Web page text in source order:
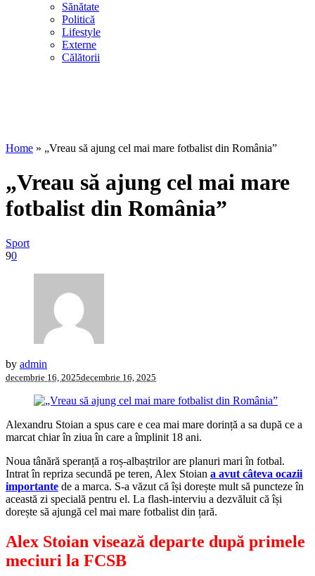
Sănătate
Politică
Lifestyle
Externe
Călătorii
Home » „Vreau să ajung cel mai mare fotbalist din România”
„Vreau să ajung cel mai mare
fotbalist din România”
Sport
90
by admin
decembrie 16, 2025decembrie 16, 2025
Alexandru Stoian a spus care e cea mai mare dorință a sa după ce a
marcat chiar în ziua în care a împlinit 18 ani.
Noua tânără speranță a roș-albaștrilor are planuri mari în fotbal.
Intrat în repriza secundă pe teren, Alex Stoian a avut câteva ocazii
importante de a marca. S-a văzut că își dorește mult să puncteze în
această zi specială pentru el. La flash-interviu a dezvăluit că își
dorește să ajungă cel mai mare fotbalist din țară.
Alex Stoian visează departe după primele
meciuri la FCSB